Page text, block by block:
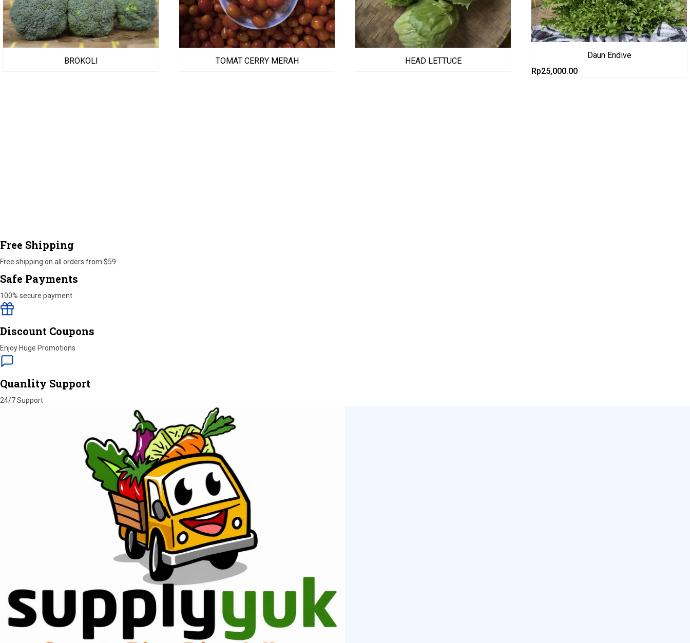
BROKOLI TOMAT CERRY MERAH HEAD LETTUCE
Daun Endive
Rp25,000.00
Free Shipping
Free shipping on all orders from $59
Safe Payments
100% secure payment
Discount Coupons
Enjoy Huge Promotions
Quanlity Support
24/7 Support